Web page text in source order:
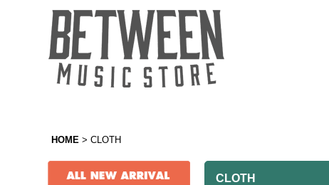
HOME > CLOTH
CLOTH